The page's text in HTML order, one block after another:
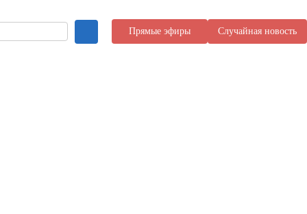
Прямые эфиры Случайная новость